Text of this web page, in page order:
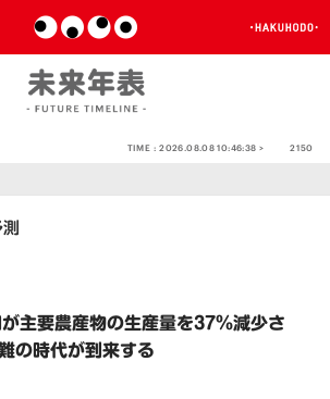
TIME :2026.08.08 10:46:38 > 2150
主要農産物の生産量を37％減少さ
の時代が到来する